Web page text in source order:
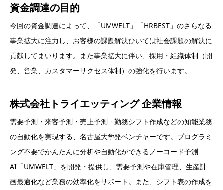
資金調達の目的
今回の資金調達によって、「UMWELT」「HRBEST」のさらなる
事業拡大に注力し、お客様の課題解決ひいては社会課題の解決に
貢献してまいります。また事業拡大に伴い、採用・組織体制（開
発、営業、カスタマーサクセス体制）の強化を行います。
株式会社トライエッティング 企業情報
需要予測・来客予測・売上予測・勤務シフト作成などの知能業務
の自動化を実現する、名古屋大学発ベンチャーです。プログラミ
ング不要でかんたんに分析や自動化ができるノーコード予測
AI「UMWELT」を開発・提供し、需要予測や在庫管理、生産計
画最適化など業務の効率化をサポート。また、シフト表の作成を